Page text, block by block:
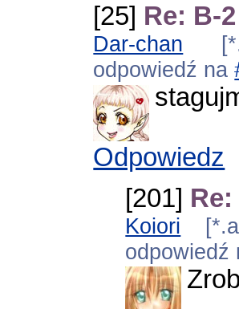
[25] Re: B-
Dar-chan
odpowiedź na
Odpowiedz
[201]
Koiori